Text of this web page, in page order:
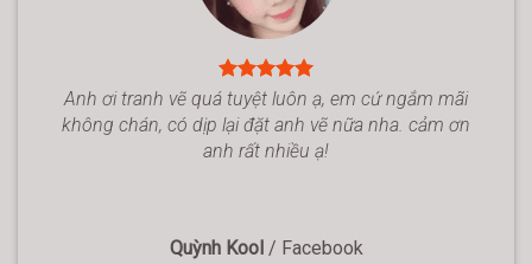
Anh ơi tranh vẽ quá tuyệt luôn ạ, em cứ ngắm mãi
không chán, có dịp lại đặt anh vẽ nữa nha. cảm ơn
anh rất nhiều ạ!
Quỳnh Kool / Facebook